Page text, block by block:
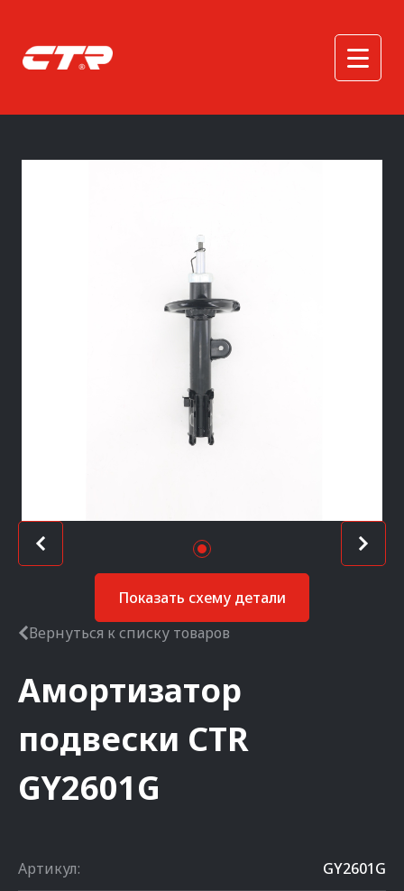
Показать схему детали
Вернуться к списку товаров
Амортизатор
подвески CTR
GY2601G
Артикул:
GY2601G